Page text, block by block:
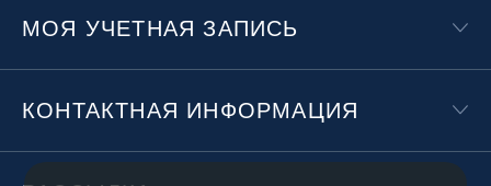
МОЯ УЧЕТНАЯ ЗАПИСЬ
КОНТАКТНАЯ ИНФОРМАЦИЯ